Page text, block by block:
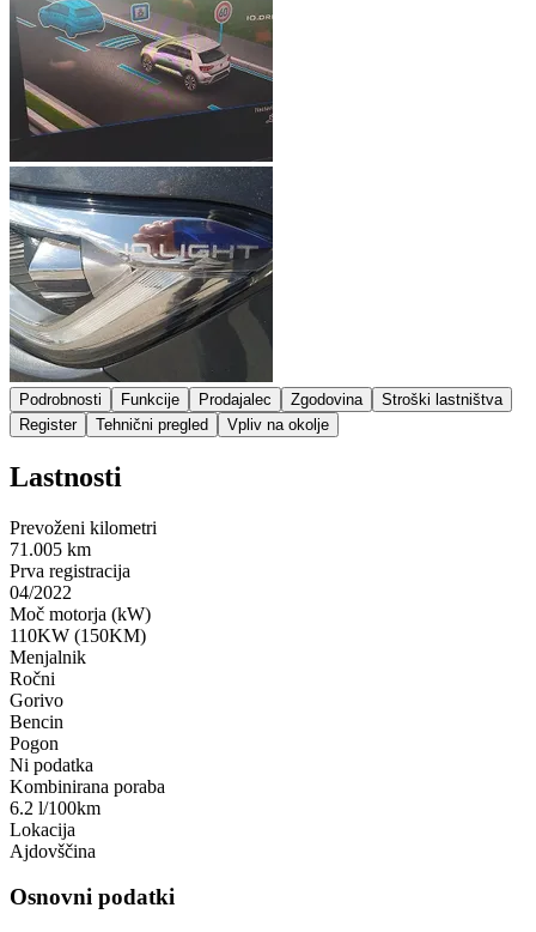
Podrobnosti Funkcije Prodajalec Zgodovina
Stroški lastništva
Register
Tehnični pregled Vpliv na okolje
Lastnosti
Prevoženi kilometri
71.005 km
Prva registracija
04/2022
Moč motorja (kW)
110KW (150KM)
Menjalnik
Ročni
Gorivo
Bencin
Pogon
Ni podatka
Kombinirana poraba
6.2 l/100km
Lokacija
Ajdovščina
Osnovni podatki